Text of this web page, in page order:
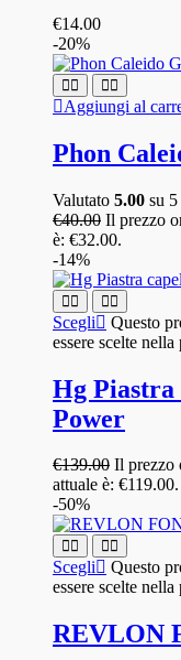
€14.00
-20%
Aggiungi al
Phon
Valutato 5.00 su 5
€40.00 Il prezzo
è: €32.00.
-14%
Scegli
Questo
essere scelte
Hg
Power
€139.00 Il prezzo
attuale è: €119.00.
-50%
Scegli
Questo
essere scelte
REVLON